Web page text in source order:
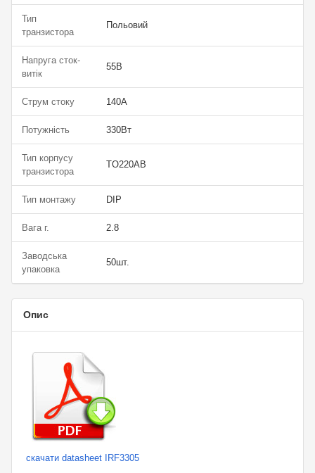
Тип
транзистора
Польовий
Напруга сток-
витік
55В
Струм стоку 140А
Потужність 330Вт
Тип корпусу
транзистора
TO220AB
Тип монтажу DIP
Вага г. 2.8
Заводська
упаковка
50шт.
Опис
скачати datasheet IRF3305